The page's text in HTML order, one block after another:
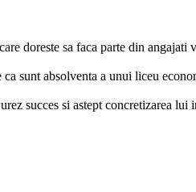
doreste sa faca parte din
sunt absolventa a unui liceu
succes si astept concretizarea lui